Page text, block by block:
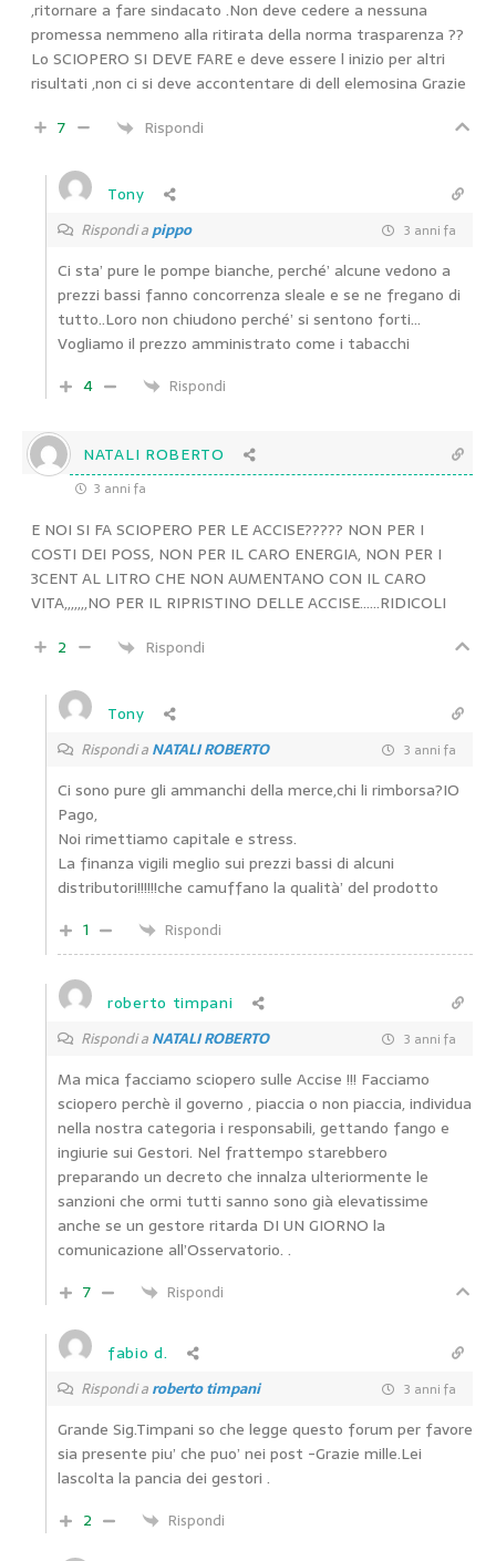
,ritornare a fare sindacato .Non deve cedere a nessuna
promessa nemmeno alla ritirata della norma trasparenza ??
Lo SCIOPERO SI DEVE FARE e deve essere l inizio per altri
risultati ,non ci si deve accontentare di dell elemosina Grazie
7
Rispondi
Tony
Rispondi apippo 3 anni fa
Ci sta’ pure le pompe bianche, perché’ alcune vedono a
prezzi bassi fanno concorrenza sleale e se ne fregano di
tutto..Loro non chiudono perché’ si sentono forti…
Vogliamo il prezzo amministrato come i tabacchi
4
Rispondi
NATALI ROBERTO
3 anni fa
E NOI SI FA SCIOPERO PER LE ACCISE????? NON PER I
COSTI DEI POSS, NON PER IL CARO ENERGIA, NON PER I
3CENT AL LITRO CHE NON AUMENTANO CON IL CARO
VITA,,,,,,,NO PER IL RIPRISTINO DELLE ACCISE……RIDICOLI
2
Rispondi
Tony
Rispondi aNATALI ROBERTO 3 anni fa
Ci sono pure gli ammanchi della merce,chi li rimborsa?IO
Pago,
Noi rimettiamo capitale e stress.
La finanza vigili meglio sui prezzi bassi di alcuni
distributori!!!!!!che camuffano la qualità’ del prodotto
1
Rispondi
roberto timpani
Rispondi aNATALI ROBERTO 3 anni fa
Ma mica facciamo sciopero sulle Accise !!! Facciamo
sciopero perchè il governo , piaccia o non piaccia, individua
nella nostra categoria i responsabili, gettando fango e
ingiurie sui Gestori. Nel frattempo starebbero
preparando un decreto che innalza ulteriormente le
sanzioni che ormi tutti sanno sono già elevatissime
anche se un gestore ritarda DI UN GIORNO la
comunicazione all’Osservatorio. .
7
Rispondi
fabio d.
Rispondi aroberto timpani 3 anni fa
Grande Sig.Timpani so che legge questo forum per favore
sia presente piu’ che puo’ nei post -Grazie mille.Lei
lascolta la pancia dei gestori .
2
Rispondi